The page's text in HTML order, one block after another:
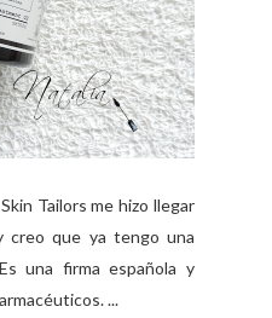
Tailors me hizo llegar
creo que ya tengo una
una firma española y
...